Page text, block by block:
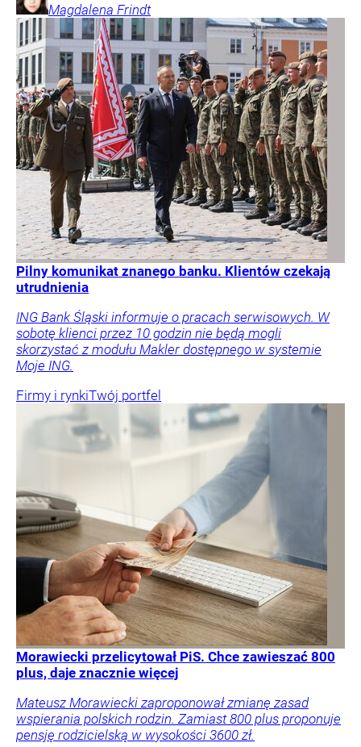
Magdalena Frindt
Pilny komunikat znanego banku. Klientów czekają
utrudnienia
ING Bank Śląski informuje o pracach serwisowych. W
sobotę klienci przez 10 godzin nie będą mogli
skorzystać z modułu Makler dostępnego w systemie
Moje ING.
Firmy i rynkiTwój portfel
Morawiecki przelicytował PiS. Chce zawieszać 800
plus, daje znacznie więcej
Mateusz Morawiecki zaproponował zmianę zasad
wspierania polskich rodzin. Zamiast 800 plus proponuje
pensję rodzicielską w wysokości 3600 zł.